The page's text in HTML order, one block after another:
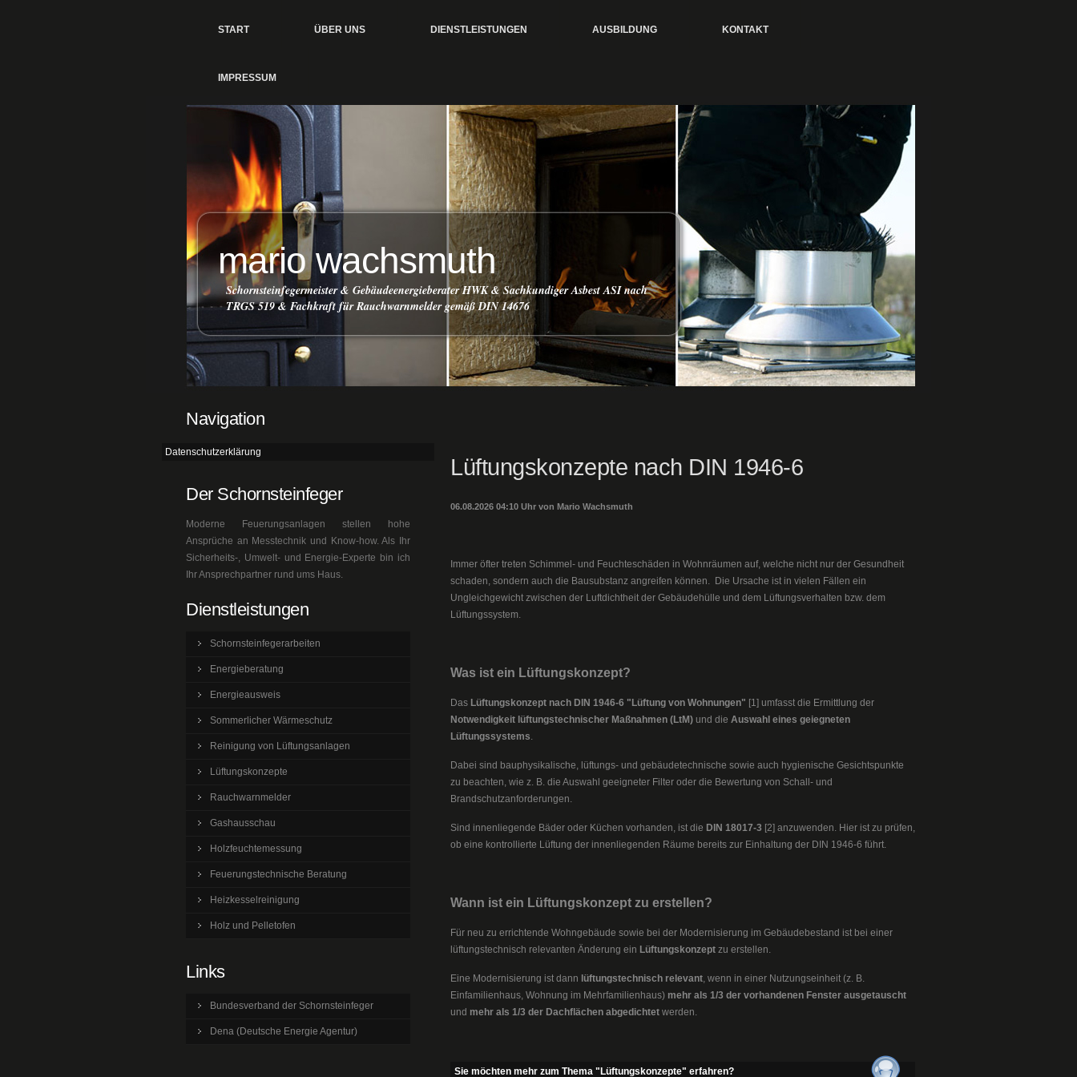
START ÜBER UNS DIENSTLEISTUNGEN AUSBILDUNG KONTAKT
IMPRESSUM
mario wachsmuth
Schornsteinfegermeister & Gebäudeenergieberater HWK & Sachkundiger Asbest ASI nach
TRGS 519 & Fachkraft für Rauchwarnmelder gemäß DIN 14676
Lüftungskonzepte nach DIN 1946-6
06.08.2026 04:10 Uhr von Mario Wachsmuth
Immer öfter treten Schimmel- und Feuchteschäden in Wohnräumen auf, welche nicht nur der Gesundheit
schaden, sondern auch die Bausubstanz angreifen können. Die Ursache ist in vielen Fällen ein
Ungleichgewicht zwischen der Luftdichtheit der Gebäudehülle und dem Lüftungsverhalten bzw. dem
Lüftungssystem.
Was ist ein Lüftungskonzept?
Das Lüftungskonzept nach DIN 1946-6 "Lüftung von Wohnungen" [1] umfasst die Ermittlung der
Notwendigkeit lüftungstechnischer Maßnahmen (LtM) und die Auswahl eines geiegneten
Lüftungssystems.
Dabei sind bauphysikalische, lüftungs- und gebäudetechnische sowie auch hygienische Gesichtspunkte
zu beachten, wie z. B. die Auswahl geeigneter Filter oder die Bewertung von Schall- und
Brandschutzanforderungen.
Sind innenliegende Bäder oder Küchen vorhanden, ist die DIN 18017-3 [2] anzuwenden. Hier ist zu prüfen,
ob eine kontrollierte Lüftung der innenliegenden Räume bereits zur Einhaltung der DIN 1946-6 führt.
Wann ist ein Lüftungskonzept zu erstellen?
Für neu zu errichtende Wohngebäude sowie bei der Modernisierung im Gebäudebestand ist bei einer
lüftungstechnisch relevanten Änderung ein Lüftungskonzept zu erstellen.
Eine Modernisierung ist dann lüftungstechnisch relevant, wenn in einer Nutzungseinheit (z. B.
Einfamilienhaus, Wohnung im Mehrfamilienhaus) mehr als 1/3 der vorhandenen Fenster ausgetauscht
und mehr als 1/3 der Dachflächen abgedichtet werden.
Sie möchten mehr zum Thema "Lüftungskonzepte" erfahren?
Navigation
Datenschutzerklärung
Der Schornsteinfeger
Moderne Feuerungsanlagen stellen hohe
Ansprüche an Messtechnik und Know-how. Als Ihr
Sicherheits-, Umwelt- und Energie-Experte bin ich
Ihr Ansprechpartner rund ums Haus.
Dienstleistungen
Schornsteinfegerarbeiten
Energieberatung
Energieausweis
Sommerlicher Wärmeschutz
Reinigung von Lüftungsanlagen
Lüftungskonzepte
Rauchwarnmelder
Gashausschau
Holzfeuchtemessung
Feuerungstechnische Beratung
Heizkesselreinigung
Holz und Pelletofen
Links
Bundesverband der Schornsteinfeger
Dena (Deutsche Energie Agentur)